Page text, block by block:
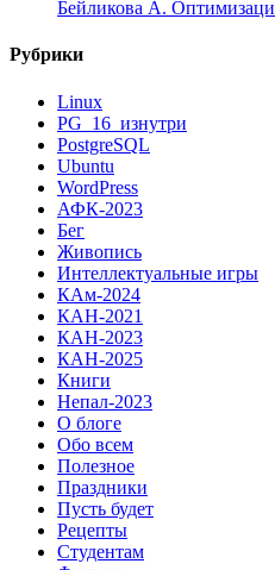
Бейликова А.
Рубрики
Linux
PG_16_изнутри
PostgreSQL
Ubuntu
WordPress
АФК-2023
Бег
Живопись
Интеллектуальные игры
КАм-2024
КАН-2021
КАН-2023
КАН-2025
Книги
Непал-2023
О блоге
Обо всем
Полезное
Праздники
Пусть будет
Рецепты
Студентам